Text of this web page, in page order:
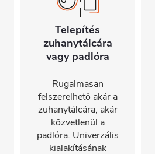
Telepítés
zuhanytálcára
vagy padlóra
Rugalmasan
felszerelhető akár a
zuhanytálcára, akár
közvetlenül a
padlóra. Univerzális
kialakításának